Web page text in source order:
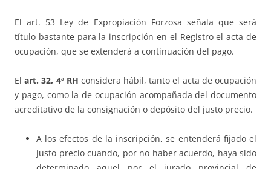
El art. 53 Ley de Expropiación Forzosa señala que será
título bastante para la inscripción en el Registro el acta de
ocupación, que se extenderá a continuación del pago.
Elart. 32, 4ª RH considera hábil, tanto el acta de ocupación
y pago, como la de ocupación acompañada del documento
acreditativo de la consignación o depósito del justo precio.
A los efectos de la inscripción, se entenderá fijado el
justo precio cuando, por no haber acuerdo, haya sido